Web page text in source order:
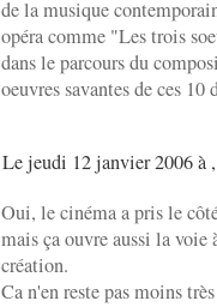
de la musique
opéra comme "Les trois
dans le parcours du
oeuvres savantes de ces 10
Le jeudi 12 janvier 2006 à
Oui, le cinéma a pris le
mais ça ouvre aussi la
création.
Ca n'en reste pas moins